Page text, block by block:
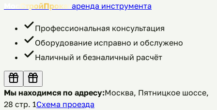
МосСтройПрокат аренда инструмента
Профессиональная консультация
Оборудование исправно и обслужено
Наличный и безналичный расчёт
Мы находимся по адресу:Москва, Пятницкое шоссе,
28 стр. 1Схема проезда